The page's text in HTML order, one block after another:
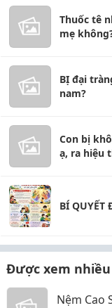
Thuốc tê
mẹ
BỊ đại
nam?
Con bị
ạ, ra hiệu
BÍ QUYẾT
Được xem nhiều
Nệm Cao